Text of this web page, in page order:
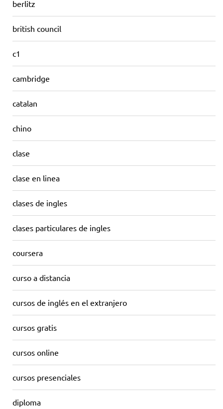
berlitz
british council
c1
cambridge
catalan
chino
clase
clase en linea
clases de ingles
clases particulares de ingles
coursera
curso a distancia
cursos de inglés en el extranjero
cursos gratis
cursos online
cursos presenciales
diploma